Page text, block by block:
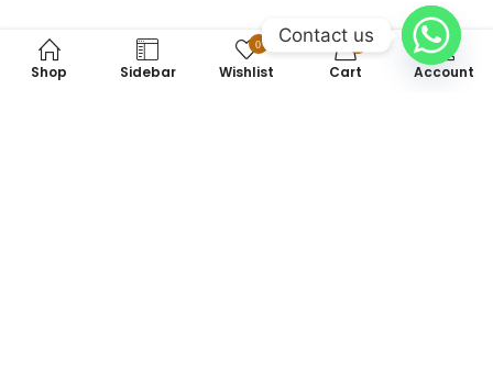
Shop Sidebar
0
Wishlist
0
Cart Account
Contact us